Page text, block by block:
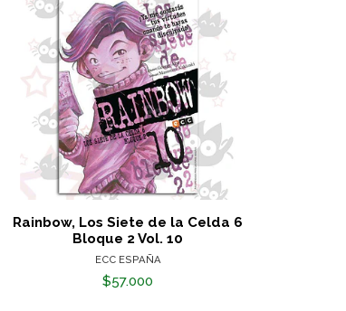
Rainbow, Los Siete de la Celda 6
Bloque 2 Vol. 10
ECC ESPAÑA
$57.000